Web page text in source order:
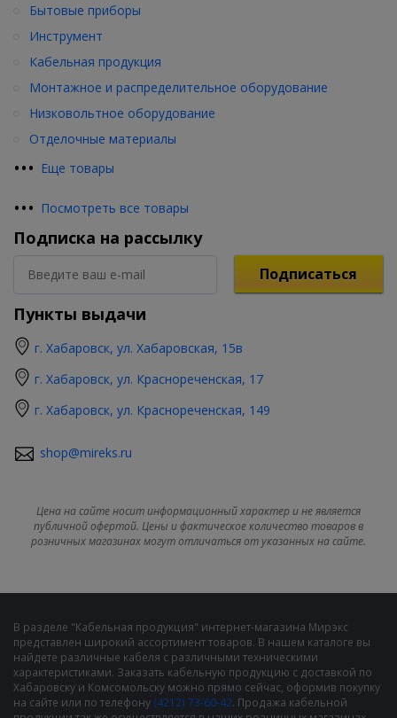
••• Еще товары
Бытовые приборы
Инструмент
Кабельная продукция
Монтажное и распределительное оборудование
Низковольтное оборудование
Отделочные материалы
••• Посмотреть все товары
Подписка на рассылку
Подписаться
Пункты выдачи
г. Хабаровск, ул. Хабаровская, 15в
г. Хабаровск, ул. Краснореченская, 17
г. Хабаровск, ул. Краснореченская, 149
shop@mireks.ru
Цена на сайте носит информационный характер и не является
публичной офертой. Цены и фактическое количество товаров в
розничных магазинах могут отличаться от указанных на сайте.
В разделе "Кабельная продукция" интернет-магазина Мирэкс
представлен широкий ассортимент товаров. В нашем каталоге вы
найдете различные кабеля с различными техническими
характеристиками. Заказать кабельную продукцию с доставкой по
Хабаровску и Комсомольску можно прямо сейчас, оформив покупку
на сайте или по телефону (4212) 73-60-42. Продажа кабельной